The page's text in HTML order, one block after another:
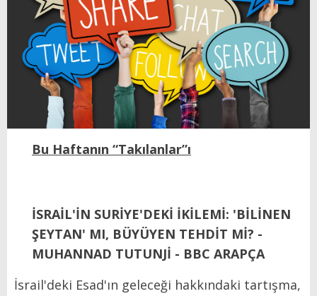
Bu Haftanın “Takılanlar”ı
İSRAİL'İN SURİYE'DEKİ İKİLEMİ: 'BİLİNEN
ŞEYTAN' MI, BÜYÜYEN TEHDİT Mİ? -
MUHANNAD TUTUNJİ - BBC ARAPÇA
İsrail'deki Esad'ın geleceği hakkındaki tartışma,